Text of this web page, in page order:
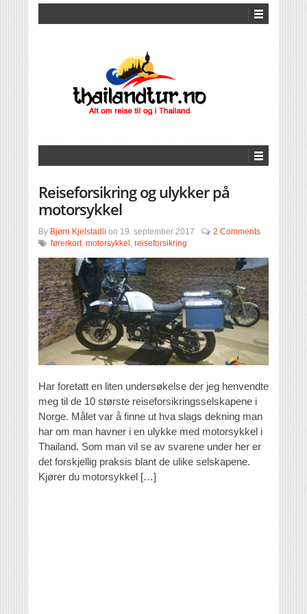
Reiseforsikring og ulykker på
motorsykkel
By Bjørn Kjelstadli on 19. september 2017
2 Comments
førerkort, motorsykkel , reiseforsikring
Har foretatt en liten undersøkelse der jeg henvendte
meg til de 10 største reiseforsikringsselskapene i
Norge. Målet var å finne ut hva slags dekning man
har om man havner i en ulykke med motorsykkel i
Thailand. Som man vil se av svarene under her er
det forskjellig praksis blant de ulike selskapene.
Kjører du motorsykkel […]